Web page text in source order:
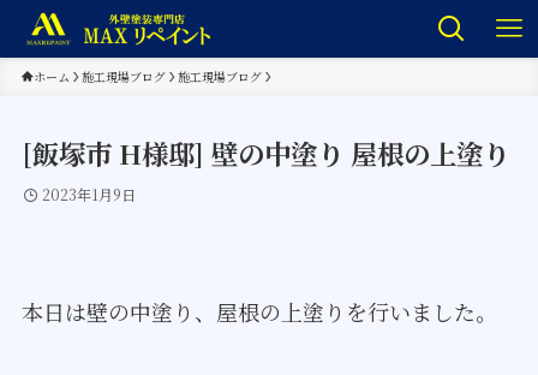
ホーム 施工現場ブログ 施工現場ブログ
[飯塚市 H様邸] 壁の中塗り 屋根の上塗り
2023年1月9日
本日は壁の中塗り、屋根の上塗りを行いました。